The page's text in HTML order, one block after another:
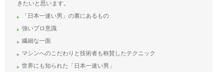
きたいと思います。
「日本一速い男」の裏にあるもの
強いプロ意識
繊細な一面
マシンへのこだわりと技術者も称賛したテクニック
世界にも知られた「日本一速い男」